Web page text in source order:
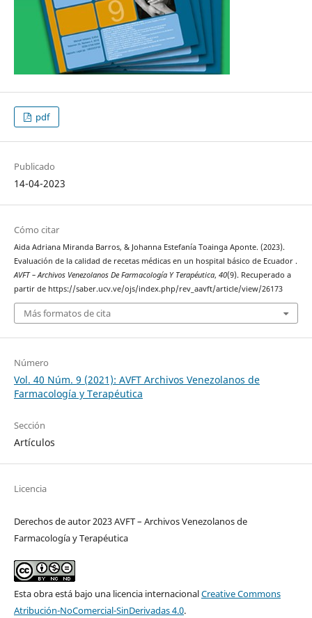
pdf
Publicado
14-04-2023
Cómo citar
Aida Adriana Miranda Barros, & Johanna Estefanía Toainga Aponte. (2023).
Evaluación de la calidad de recetas médicas en un hospital básico de Ecuador .
AVFT – Archivos Venezolanos De Farmacología Y Terapéutica, 40(9). Recuperado a
partir de https://saber.ucv.ve/ojs/index.php/rev_aavft/article/view/26173
Más formatos de cita
Número
Vol. 40 Núm. 9 (2021): AVFT Archivos Venezolanos de
Farmacología y Terapéutica
Sección
Artículos
Licencia
Derechos de autor 2023 AVFT – Archivos Venezolanos de
Farmacología y Terapéutica
Esta obra está bajo una licencia internacionalCreative Commons
Atribución-NoComercial-SinDerivadas 4.0.